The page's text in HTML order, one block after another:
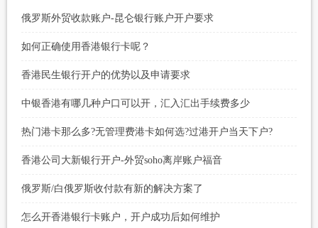
俄罗斯外贸收款账户-昆仑银行账户开户要求
如何正确使用香港银行卡呢？
香港民生银行开户的优势以及申请要求
中银香港有哪几种户口可以开，汇入汇出手续费多少
热门港卡那么多?无管理费港卡如何选?过港开户当天下户?
香港公司大新银行开户-外贸soho离岸账户福音
俄罗斯/白俄罗斯收付款有新的解决方案了
怎么开香港银行卡账户，开户成功后如何维护